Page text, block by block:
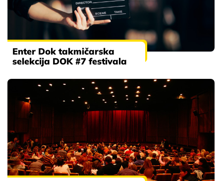
Enter Dok takmičarska
selekcija DOK #7 festivala